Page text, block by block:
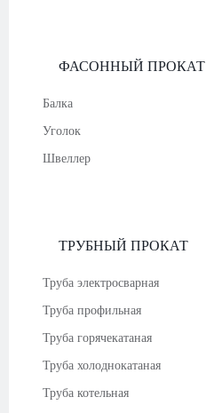
ФАСОННЫЙ ПРОКАТ
Балка
Уголок
Швеллер
ТРУБНЫЙ ПРОКАТ
Труба электросварная
Труба профильная
Труба горячекатаная
Труба холоднокатаная
Труба котельная